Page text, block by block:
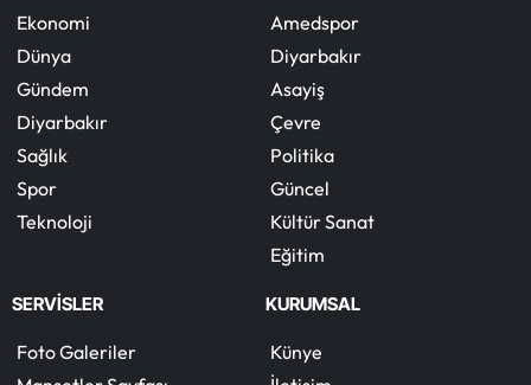
Ekonomi
Dünya
Gündem
Diyarbakır
Sağlık
Spor
Teknoloji
Amedspor
Diyarbakır
Asayiş
Çevre
Politika
Güncel
Kültür Sanat
Eğitim
SERVİSLER
Foto Galeriler
KURUMSAL
Künye